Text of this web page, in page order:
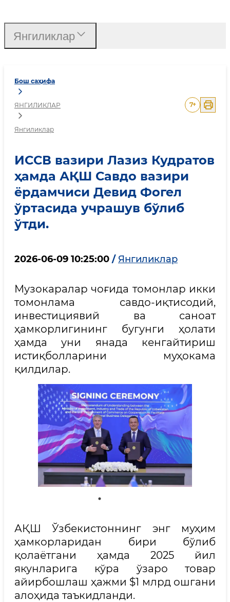
Бош саҳифа
ЯНГИЛИКЛАР
Янгиликлар
7+
ИССВ вазири Лазиз Кудратов
ҳамда АҚШ Савдо вазири
ёрдамчиси Девид Фогел
ўртасида учрашув бўлиб
ўтди.
2026-06-09 10:25:00 / Янгиликлар
Музокаралар чоғида томонлар икки
томонлама савдо-иқтисодий,
инвестициявий ва саноат
ҳамкорлигининг бугунги ҳолати
ҳамда уни янада кенгайтириш
истиқболларини муҳокама
қилдилар.
АҚШ Ўзбекистоннинг энг муҳим
ҳамкорларидан бири бўлиб
қолаётгани ҳамда 2025 йил
якунларига кўра ўзаро товар
айирбошлаш ҳажми $1 млрд ошгани
алоҳида таъкидланди.
Янгиликлар